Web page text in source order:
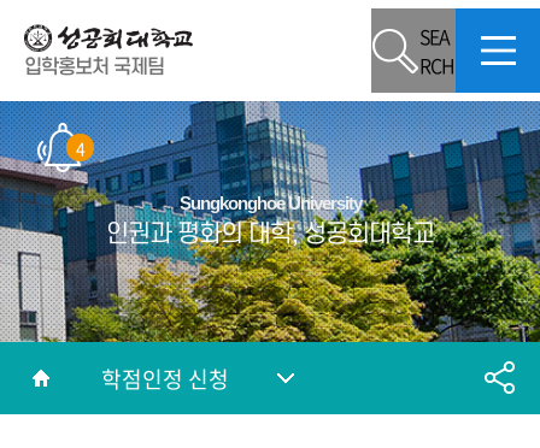
4
입학홍보처 국제팀
SEA
RCH
Sungkonghoe University
인권과 평화의 대학, 성공회대학교
학점인정 신청